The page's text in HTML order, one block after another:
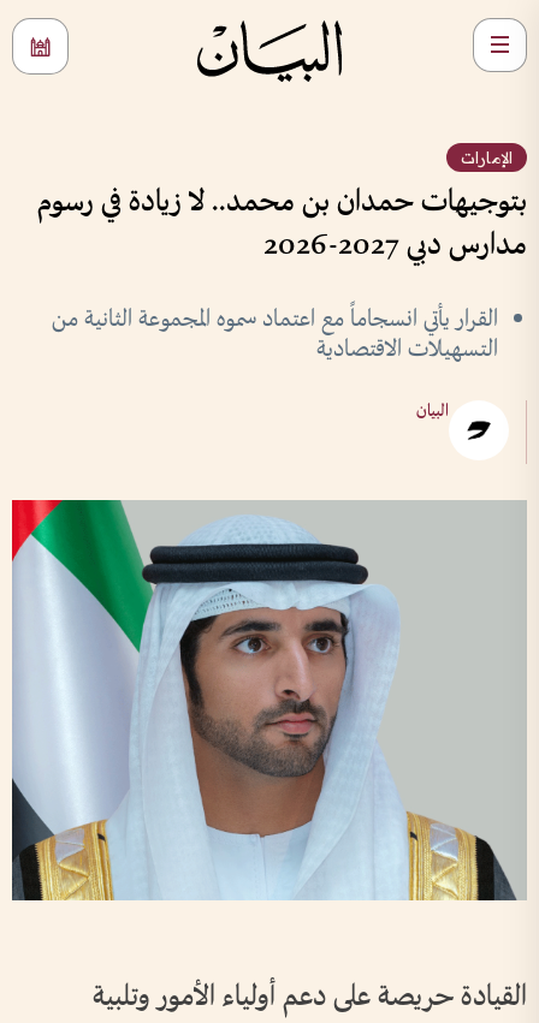
الإمارات
بتوجيهات حمدان بن محمد.. لا زيادة في رسوم
مدارس دبي 2027-2026
القرار يأتي انسجاماً مع اعتماد سموه المجموعة الثانية من
التسهيلات الاقتصادية
البيان
القيادة حريصة على دعم أولياء الأمور وتلبية